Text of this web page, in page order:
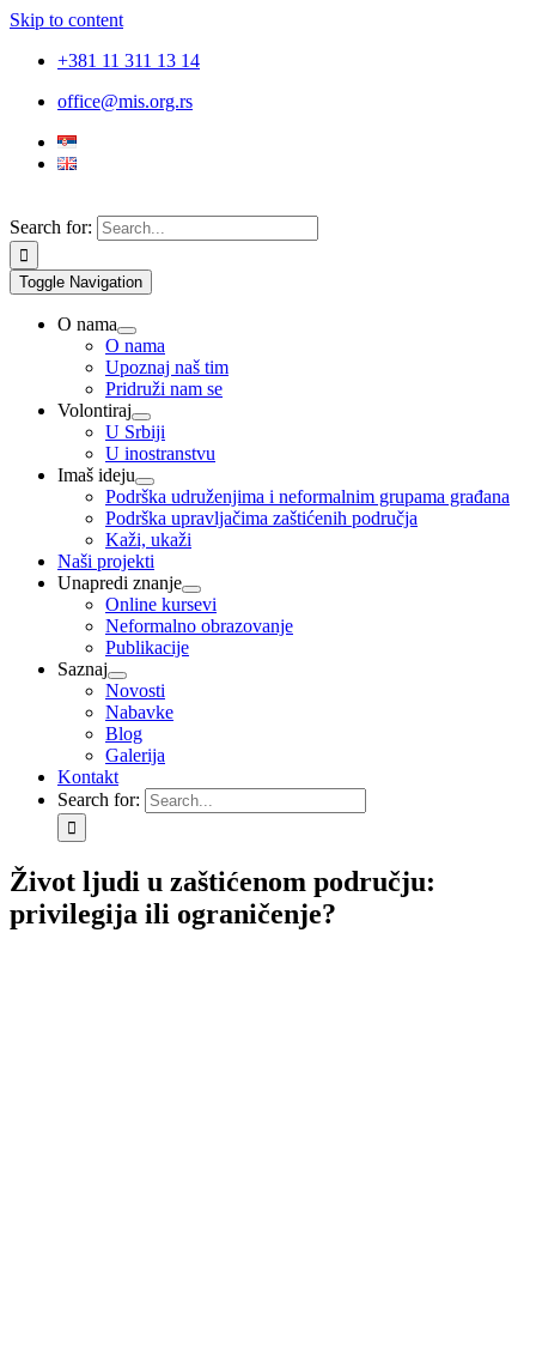
Skip to content
+381 11 311 13 14
office@mis.org.rs
Search for:
Toggle Navigation
O nama
O nama
Upoznaj naš tim
Pridruži nam se
Volontiraj
U Srbiji
U inostranstvu
Imaš ideju
Podrška udruženjima i neformalnim grupama građana
Podrška upravljačima zaštićenih područja
Kaži, ukaži
Naši projekti
Unapredi znanje
Online kursevi
Neformalno obrazovanje
Publikacije
Saznaj
Novosti
Nabavke
Blog
Galerija
Kontakt
Search for:
Život ljudi u zaštićenom području:
privilegija ili ograničenje?